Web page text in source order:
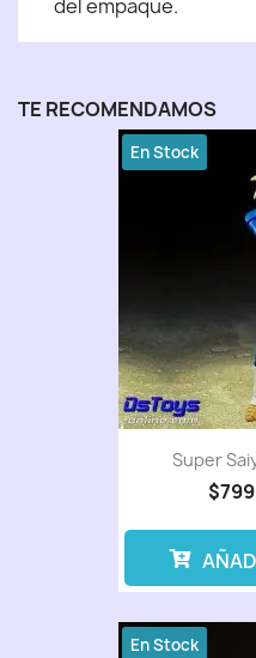
del empaque.
TE RECOMENDAMOS
Super
En Stock
En Stock